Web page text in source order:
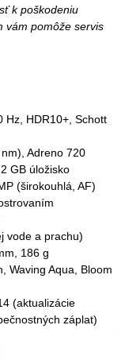
k poškodeniu
vám pomôže servis
Hz, HDR10+, Schott
Adreno 720
GB úložisko
(širokouhlá, AF)
vode a prachu)
186 g
Waving Aqua, Bloom
(aktualizácie
záplat)